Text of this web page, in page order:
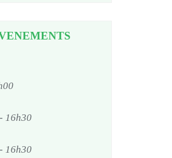
- 16h30
- 16h30